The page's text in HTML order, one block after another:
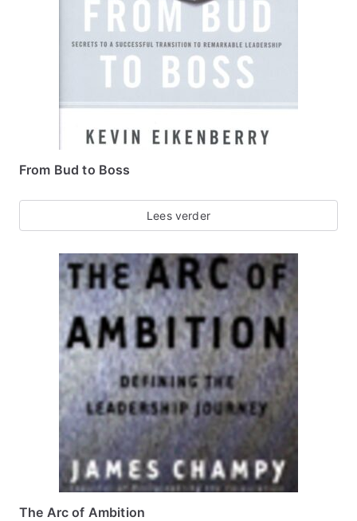
From Bud to Boss
Lees verder
The Arc of Ambition